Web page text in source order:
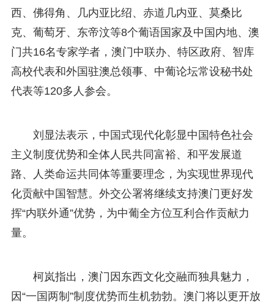
西、佛得角、几内亚比绍、赤道几内亚、莫桑比
克、葡萄牙、东帝汶等8个葡语国家及中国内地、澳
门共16名专家学者，澳门中联办、特区政府、智库
高校代表和外国驻澳总领事、中葡论坛常设秘书处
代表等120多人参会。
刘显法表示，中国式现代化彰显中国特色社会
主义制度优势和全体人民共同富裕、和平发展道
路、人类命运共同体等重要理念，为实现世界现代
化贡献中国智慧。外交公署将继续支持澳门更好发
挥“内联外通”优势，为中葡全方位互利合作贡献力
量。
柯岚指出，澳门因东西文化交融而独具魅力，
因“一国两制”制度优势而生机勃勃。澳门将以更开放